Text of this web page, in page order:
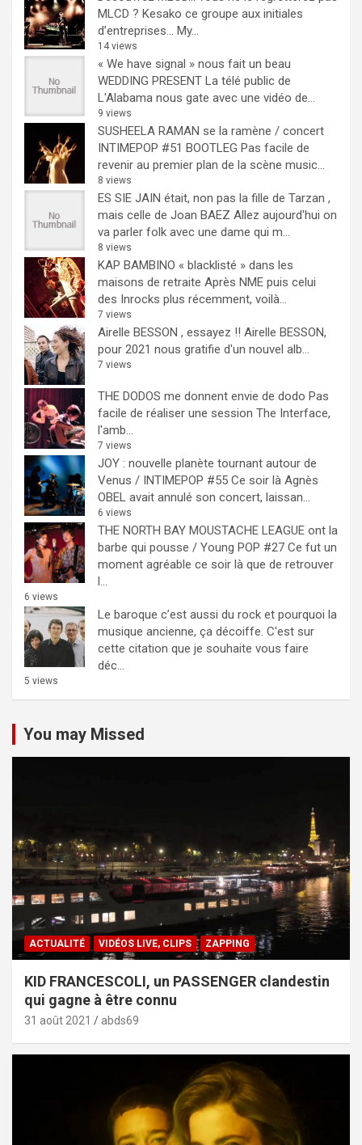
MLCD ? Kesako ce groupe aux initiales
d’entreprises… My...
14 views
« We have signal » nous fait un beau
WEDDING PRESENT La télé public de
L'Alabama nous gate avec une vidéo de...
9 views
SUSHEELA RAMAN se la ramène / concert
INTIMEPOP #51 BOOTLEG Pas facile de
revenir au premier plan de la scène music...
8 views
ES SIE JAIN était, non pas la fille de Tarzan ,
mais celle de Joan BAEZ Allez aujourd'hui on
va parler folk avec une dame qui m...
8 views
KAP BAMBINO « blacklisté » dans les
maisons de retraite Après NME puis celui
des Inrocks plus récemment, voilà...
7 views
Airelle BESSON , essayez !! Airelle BESSON,
pour 2021 nous gratifie d'un nouvel alb...
7 views
THE DODOS me donnent envie de dodo Pas
facile de réaliser une session The Interface,
l'amb...
7 views
JOY : nouvelle planète tournant autour de
Venus / INTIMEPOP #55 Ce soir là Agnès
OBEL avait annulé son concert, laissan...
6 views
THE NORTH BAY MOUSTACHE LEAGUE ont la
barbe qui pousse / Young POP #27 Ce fut un
moment agréable ce soir là que de retrouver
l...
6 views
Le baroque c’est aussi du rock et pourquoi la
musique ancienne, ça décoiffe. C'est sur
cette citation que je souhaite vous faire
déc...
5 views
You may Missed
ACTUALITÉ VIDÉOS LIVE, CLIPS ZAPPING
KID FRANCESCOLI, un PASSENGER clandestin
qui gagne à être connu
31 août 2021 abds69